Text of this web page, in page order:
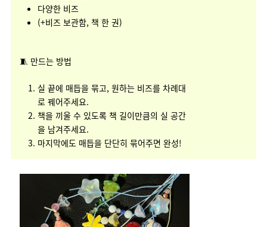
다양한 비즈
(+비즈 보관함, 책 한 권)
🧵 만드는 방법
실 끝에 매듭을 묶고, 원하는 비즈를 차례대
로 꿰어주세요.
책을 끼울 수 있도록 책 길이만큼의 실 공간
을 남겨주세요.
마지막에도 매듭을 단단히 묶어주면 완성!